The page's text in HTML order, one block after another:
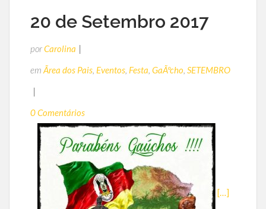
20 de Setembro 2017
porCarolina
em Ãrea dos Pais Eventos Festa GaÃºcho SETEMBRO
0 Comentários
[…]